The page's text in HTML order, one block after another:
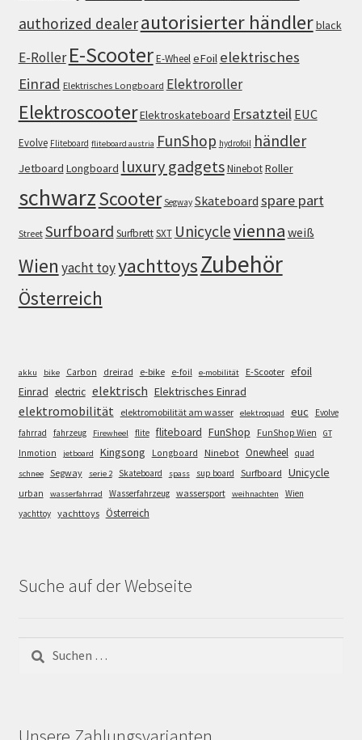
authorized dealerautorisierter händlerblack
E-Roller E-ScooterE-WheeleFoil elektrisches
Einrad Elektrisches Longboard Elektroroller
ElektroscooterElektroskateboard Ersatzteil EUC
Evolve Fliteboard fliteboard austria FunShop hydrofoil händler
Jetboard Longboard luxury gadgetsNinebotRoller
schwarzScooter Segway Skateboard spare part
Street Surfboard SurfbrettSXT Unicyclevienna weiß
Wien yacht toyyachttoysZubehör
Österreich
akku bike Carbon dreirad e-bike e-foil e-mobilität E-Scooter efoil
Einrad electric elektrisch Elektrisches Einrad
elektromobilität elektromobilität am wasser elektroquad euc
Evolve
fahrrad
fahrzeug Firewheel flite fliteboard FunShop FunShop Wien GT
Inmotion jetboard Kingsong Longboard Ninebot Onewheel quad
schnee Segway serie 2 Skateboard spass sup board Surfboard Unicycle
urban wasserfahrrad Wasserfahrzeug wassersport weihnachten
Wien
yachttoy yachttoys Österreich
Suche auf der Webseite
nach: